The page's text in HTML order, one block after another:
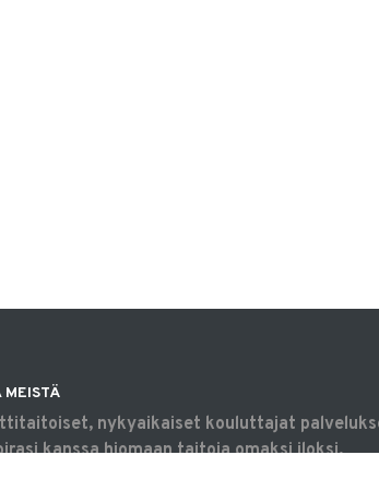
MEISTÄ
nykyaikaiset kouluttajat
kanssa hiomaan taitoja omaksi iloksi,